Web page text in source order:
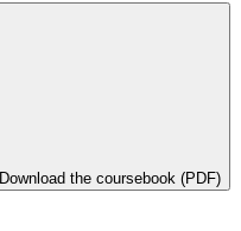
Download the coursebook (PDF)